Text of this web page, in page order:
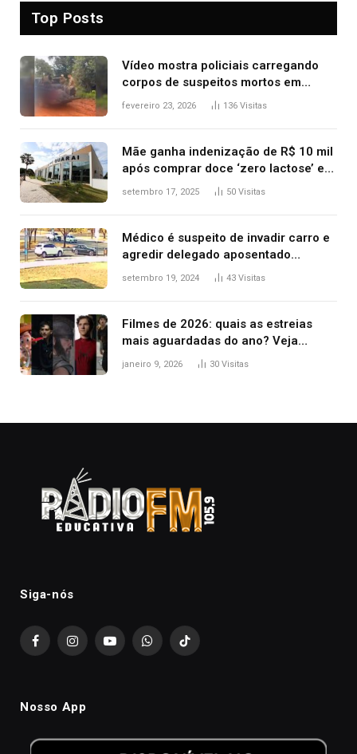
Top Posts
Vídeo mostra policiais carregando
corpos de suspeitos mortos em
confronto dentro de caminhonete
fevereiro 23, 2026 136 Visitas
Mãe ganha indenização de R$ 10 mil
após comprar doce ‘zero lactose’ e
filha ter reação alérgica grave
setembro 17, 2025 50 Visitas
Médico é suspeito de invadir carro e
agredir delegado aposentado
durante confusão no trânsito
setembro 19, 2024 43 Visitas
Filmes de 2026: quais as estreias
mais aguardadas do ano? Veja
principais lançamentos do cinema
janeiro 9, 2026 30 Visitas
Siga-nós
FacebookInstagramYouTubeWhatsAppTikTok
Nosso App